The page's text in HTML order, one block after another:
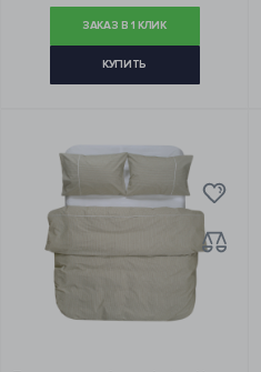
ЗАКАЗ В 1 КЛИК
КУПИТЬ